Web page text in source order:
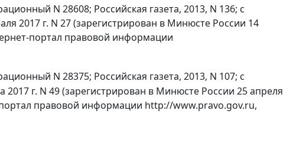
N 28608; Российская газета, 2013, N 136; с
2017 г. N 27 (зарегистрирован в Минюсте России 14
портал правовой информации
N 28375; Российская газета, 2013, N 107; с
г. N 49 (зарегистрирован в Минюсте России 25 апреля
правовой информации http://www.pravo.gov.ru,